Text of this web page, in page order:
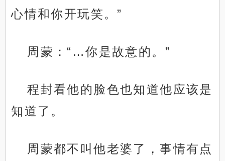
心情和你开玩笑。”
周蒙：“…你是故意的。”
程封看他的脸色也知道他应该是
知道了。
周蒙都不叫他老婆了，事情有点